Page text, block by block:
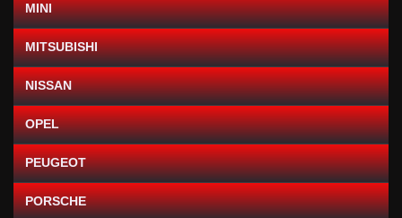
MINI
MITSUBISHI
NISSAN
OPEL
PEUGEOT
PORSCHE